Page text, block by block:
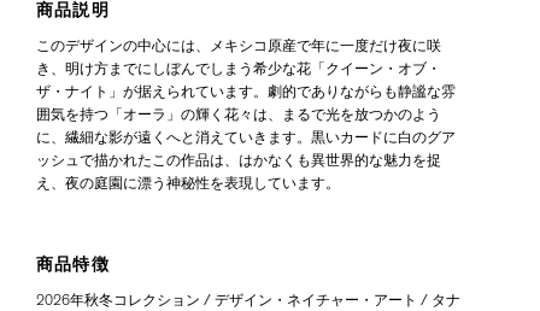
商品説明
このデザインの中心には、メキシコ原産で年に一度だけ夜に咲
き、明け方までにしぼんでしまう希少な花「クイーン・オブ・
ザ・ナイト」が据えられています。劇的でありながらも静謐な雰
囲気を持つ「オーラ」の輝く花々は、まるで光を放つかのよう
に、繊細な影が遠くへと消えていきます。黒いカードに白のグア
ッシュで描かれたこの作品は、はかなくも異世界的な魅力を捉
え、夜の庭園に漂う神秘性を表現しています。
商品特徴
2026年秋冬コレクション / デザイン・ネイチャー・アート / タナ